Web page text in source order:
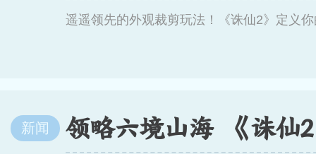
遥遥领先的外观裁剪玩法！《诛仙2》定义
新闻